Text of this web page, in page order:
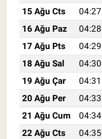
15 Ağu Cts
04:27
16 Ağu Paz
04:28
17 Ağu Pts
04:29
18 Ağu Sal
04:30
19 Ağu Çar
04:31
20 Ağu Per
04:33
21 Ağu Cum
04:34
22 Ağu Cts
04:35